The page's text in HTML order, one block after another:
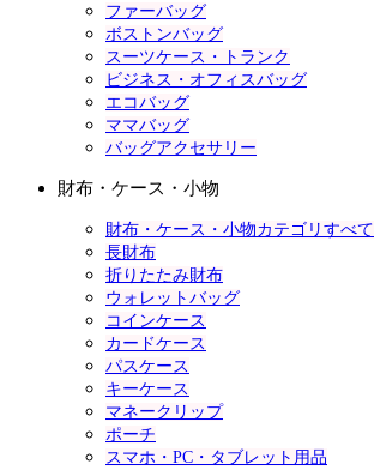
ファーバッグ
ボストンバッグ
スーツケース・トランク
ビジネス・オフィスバッグ
エコバッグ
ママバッグ
バッグアクセサリー
財布・ケース・小物
財布・ケース・小物カテゴリすべて
長財布
折りたたみ財布
ウォレットバッグ
コインケース
カードケース
パスケース
キーケース
マネークリップ
ポーチ
スマホ・PC・タブレット用品